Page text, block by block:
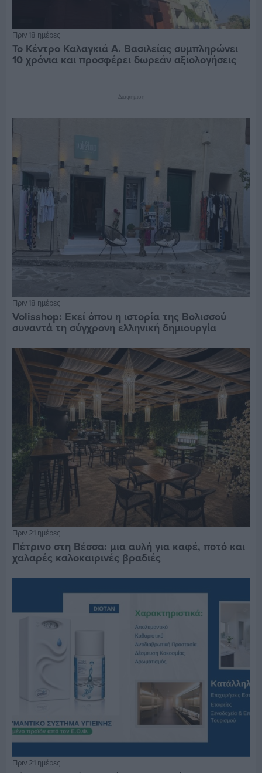
Πριν 18 ημέρες
Το Κέντρο Καλαγκιά Α. Βασιλείας συμπληρώνει
10 χρόνια και προσφέρει δωρεάν αξιολογήσεις
Διαφήμιση
Πριν 18 ημέρες
Volisshop: Εκεί όπου η ιστορία της Βολισσού
συναντά τη σύγχρονη ελληνική δημιουργία
Πριν 21 ημέρες
Πέτρινο στη Βέσσα: μια αυλή για καφέ, ποτό και
χαλαρές καλοκαιρινές βραδιές
Πριν 21 ημέρες